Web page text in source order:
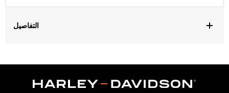
التفاصيل
FLHX, FLTRX and FLTRXSTSE models.